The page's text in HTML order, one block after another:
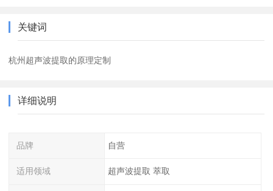
关键词
杭州超声波提取的原理定制
详细说明
品牌 自营
适用领域 超声波提取 萃取